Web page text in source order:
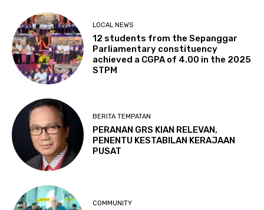
LOCAL NEWS
12 students from the Sepanggar
Parliamentary constituency
achieved a CGPA of 4.00 in the 2025
STPM
BERITA TEMPATAN
PERANAN GRS KIAN RELEVAN,
PENENTU KESTABILAN KERAJAAN
PUSAT
COMMUNITY